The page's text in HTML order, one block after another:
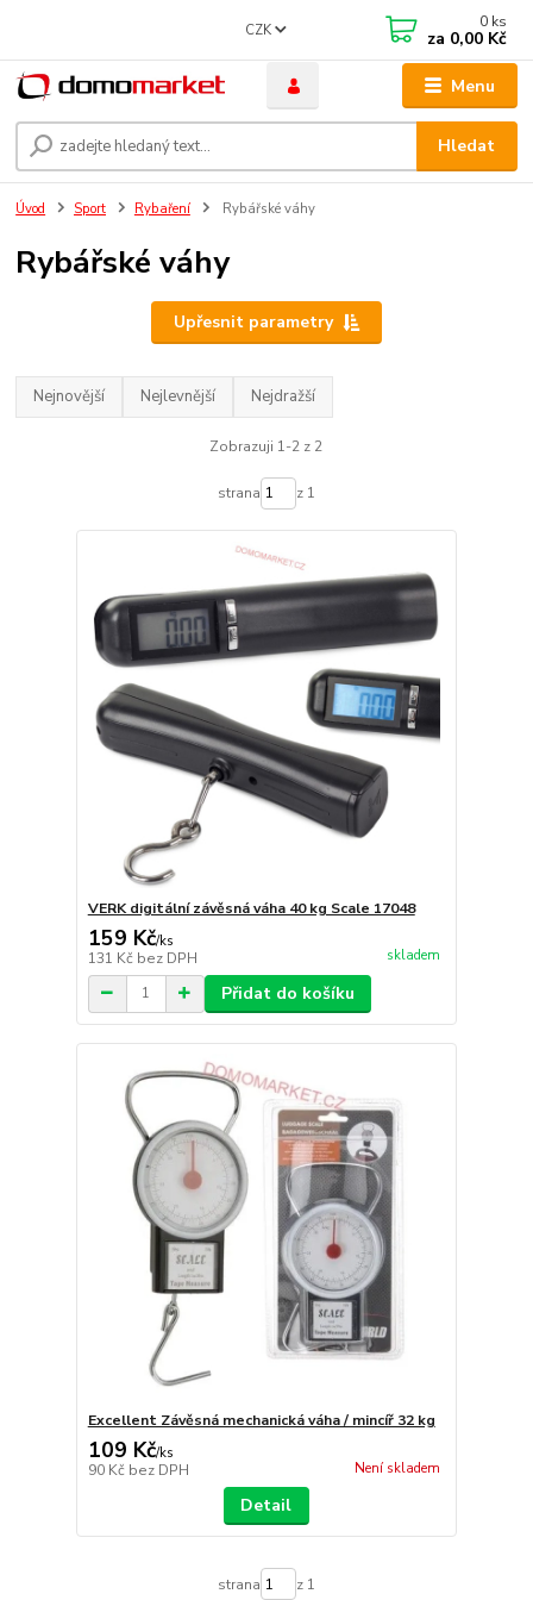
Menu
CZK
Hledat
0 ks
za 0,00 Kč
Úvod Sport Rybaření Rybářské váhy
Rybářské váhy
Upřesnit parametry
Nejnovější Nejlevnější Nejdražší
Zobrazuji 1-2 z 2
strana z 1
VERK digitální závěsná váha 40 kg Scale 17048
159 Kč/ks
131 Kč bez DPH skladem
Přidat do košíku
Excellent Závěsná mechanická váha / mincíř 32 kg
109 Kč/ks
90 Kč bez DPH Není skladem
Detail
strana z 1